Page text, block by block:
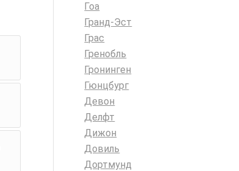
Гоа
Гранд-Эст
Грас
Гренобль
Гронинген
Гюнцбург
Девон
Делфт
Дижон
Довиль
Дортмунд